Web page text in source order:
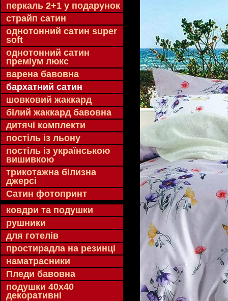
перкаль 2+1 у подарунок
страйп сатин
однотонний сатин super
soft
однотонний сатин
преміум люкс
варена бавовна
бархатний сатин
шовковий жаккард
білий жаккард бавовна
дитячі комплекти
постіль із льону
постіль із українською
вишивкою
трикотажна білизна
джерсі
Сатин фотопринт
ковдри та подушки
рушники
для готелів
простирадла на резинці
наматрасники
Пледи бавовна
подушки 40х40
декоративні